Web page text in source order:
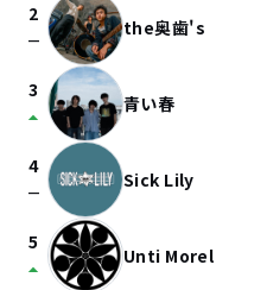
2
check_indeterminate_small the奥歯's
3
arrow_drop_up 青い春
4
check_indeterminate_small Sick Lily
5
arrow_drop_up Unti Morel